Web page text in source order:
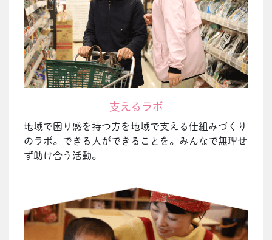
支えるラボ
地域で困り感を持つ方を地域で支える仕組みづくり
のラボ。できる人ができることを。みんなで無理せ
ず助け合う活動。